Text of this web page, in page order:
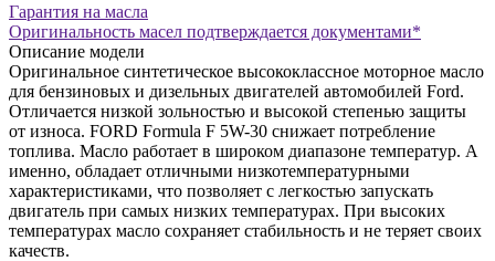
Гарантия на масла
Оригинальность масел подтверждается документами*
Описание модели
Оригинальное синтетическое высококлассное моторное масло
для бензиновых и дизельных двигателей автомобилей Ford.
Отличается низкой зольностью и высокой степенью защиты
от износа. FORD Formula F 5W-30 снижает потребление
топлива. Масло работает в широком диапазоне температур. А
именно, обладает отличными низкотемпературными
характеристиками, что позволяет с легкостью запускать
двигатель при самых низких температурах. При высоких
температурах масло сохраняет стабильность и не теряет своих
качеств.